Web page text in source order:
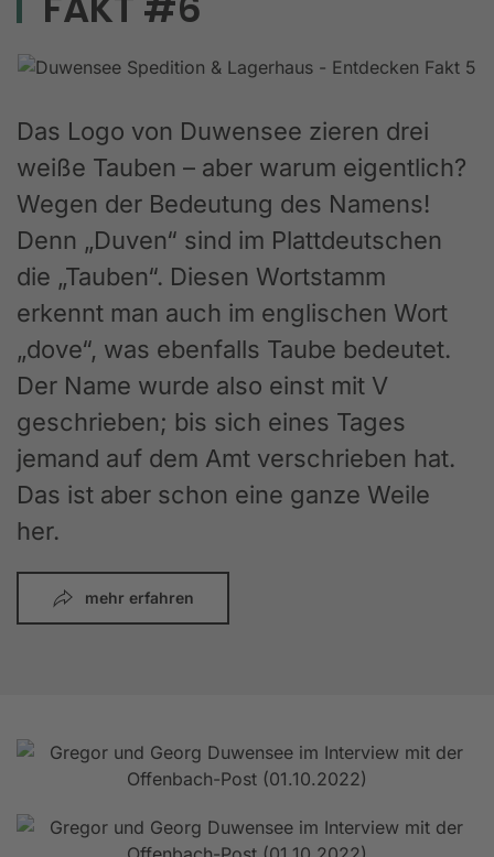
Das Logo von Duwensee zieren drei
weiße Tauben – aber warum eigentlich?
Wegen der Bedeutung des Namens!
Denn „Duven“ sind im Plattdeutschen
die „Tauben“. Diesen Wortstamm
erkennt man auch im englischen Wort
„dove“, was ebenfalls Taube bedeutet.
Der Name wurde also einst mit V
geschrieben; bis sich eines Tages
jemand auf dem Amt verschrieben hat.
Das ist aber schon eine ganze Weile
her.
mehr erfahren